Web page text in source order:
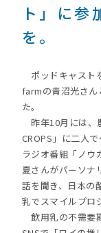
ト」に参
を。
ポッドキャスト
farmの青沼光さん
た。
昨年10月には、
CROPS」に二人
ラジオ番組「ノウ
夏さんがパーソナ
話を聞き、日本の
乳でスマイルプロ
飲用乳の不需要